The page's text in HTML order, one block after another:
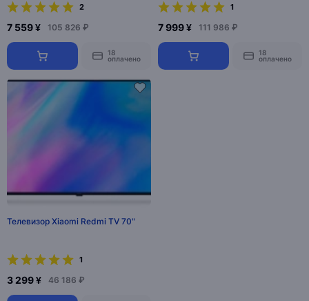
2
7 559 ¥ 105 826 ₽
18
оплачено
1
7 999 ¥ 111 986 ₽
18
оплачено
Телевизор Xiaomi Redmi TV 70"
1
3 299 ¥ 46 186 ₽